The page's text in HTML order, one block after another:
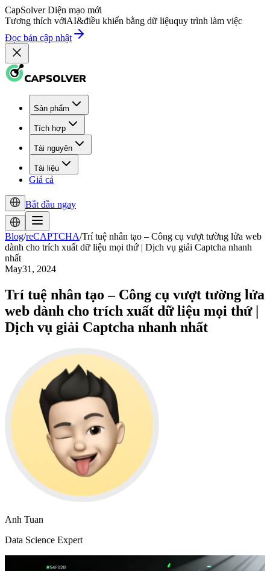
CapSolver Diện mạo mới
Tương thích vớiAI&điều khiển bằng dữ liệuquy trình làm việc
Đọc bản cập nhật
Sản phẩm
Tích hợp
Tài nguyên
Tài liệu
Giá cả
Bắt đầu ngay
Blog/reCAPTCHA/Trí tuệ nhân tạo – Công cụ vượt tường lửa web
dành cho trích xuất dữ liệu mọi thứ | Dịch vụ giải Captcha nhanh
nhất
May31, 2024
Trí tuệ nhân tạo – Công cụ vượt tường lửa
web dành cho trích xuất dữ liệu mọi thứ |
Dịch vụ giải Captcha nhanh nhất
Anh Tuan
Data Science Expert